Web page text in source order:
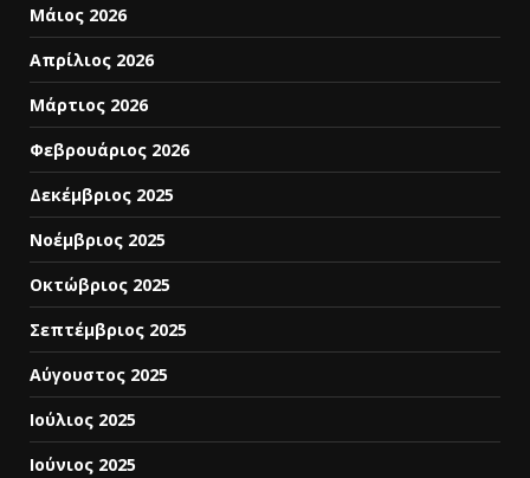
Μάιος 2026
Απρίλιος 2026
Μάρτιος 2026
Φεβρουάριος 2026
Δεκέμβριος 2025
Νοέμβριος 2025
Οκτώβριος 2025
Σεπτέμβριος 2025
Αύγουστος 2025
Ιούλιος 2025
Ιούνιος 2025